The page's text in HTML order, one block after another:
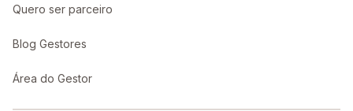
Quero ser parceiro
Blog Gestores
Área do Gestor